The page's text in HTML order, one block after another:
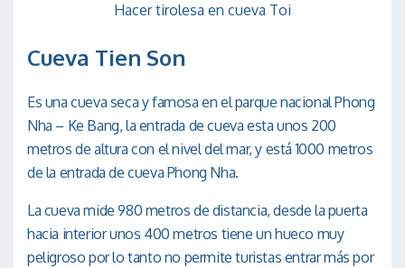
Hacer tirolesa en cueva Toi
Cueva Tien Son
Es una cueva seca y famosa en el parque nacional Phong
Nha – Ke Bang, la entrada de cueva esta unos 200
metros de altura con el nivel del mar, y está 1000 metros
de la entrada de cueva Phong Nha.
La cueva mide 980 metros de distancia, desde la puerta
hacia interior unos 400 metros tiene un hueco muy
peligroso por lo tanto no permite turistas entrar más por